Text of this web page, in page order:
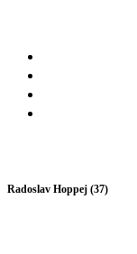
Radoslav Hoppej (37)